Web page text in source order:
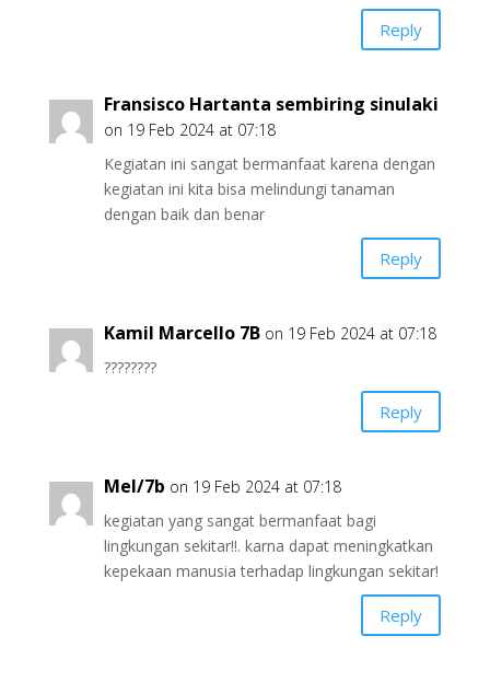
Reply
Fransisco Hartanta sembiring sinulaki
on 19 Feb 2024 at 07:18
Kegiatan ini sangat bermanfaat karena dengan
kegiatan ini kita bisa melindungi tanaman
dengan baik dan benar
Reply
Kamil Marcello 7B on 19 Feb 2024 at 07:18
????????
Reply
Mel/7b on 19 Feb 2024 at 07:18
kegiatan yang sangat bermanfaat bagi
lingkungan sekitar!!. karna dapat meningkatkan
kepekaan manusia terhadap lingkungan sekitar!
Reply